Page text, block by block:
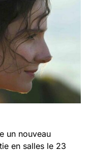
un nouveau
en salles le 23